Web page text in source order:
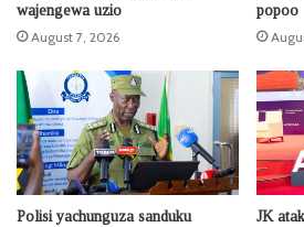
wajengewa uzio
August 7, 2026
popoo
Polisi yachunguza sanduku
JK